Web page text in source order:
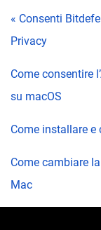
« Consenti
Privacy
Come consentire
su macOS
Come installare
Come cambiare
Mac